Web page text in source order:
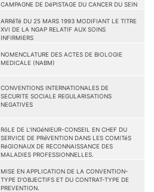
CAMPAGNE DE DéPISTAGE DU CANCER DU SEIN
ARRêTé DU 25 MARS 1993 MODIFIANT LE TITRE
XVI DE LA NGAP RELATIF AUX SOINS
INFIRMIERS
NOMENCLATURE DES ACTES DE BIOLOGIE
MEDICALE (NABM)
CONVENTIONS INTERNATIONALES DE
SECURITE SOCIALE REGULARISATIONS
NEGATIVES
RôLE DE L'INGéNIEUR-CONSEIL EN CHEF DU
SERVICE DE PRéVENTION DANS LES COMITéS
RéGIONAUX DE RECONNAISSANCE DES
MALADIES PROFESSIONNELLES.
MISE EN APPLICATION DE LA CONVENTION-
TYPE D'OBJECTIFS ET DU CONTRAT-TYPE DE
PREVENTION.